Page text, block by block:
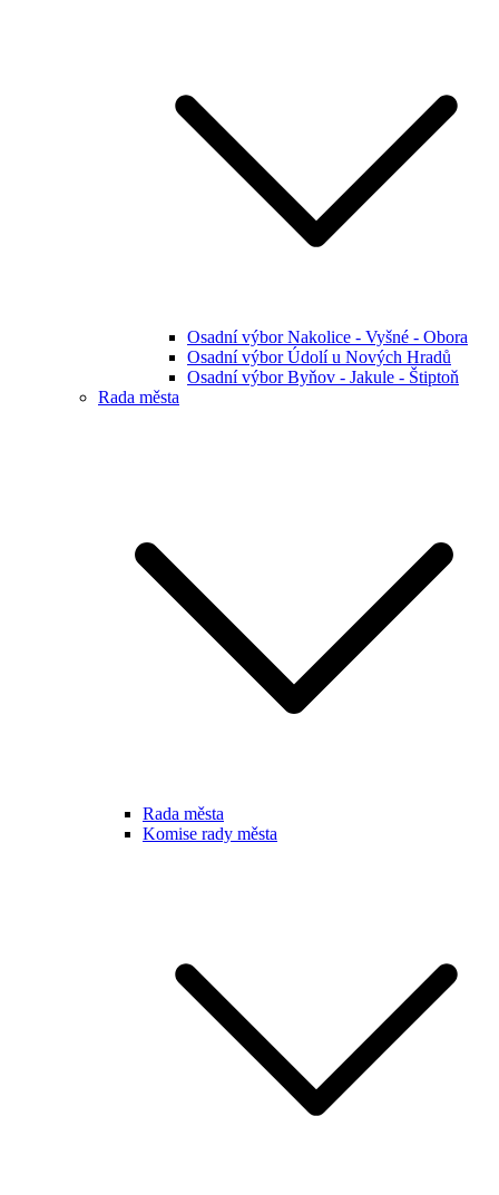
Osadní výbor Nakolice - Vyšné - Obora
Osadní výbor Údolí u Nových Hradů
Osadní výbor Byňov - Jakule - Štiptoň
Rada města
Rada města
Komise rady města